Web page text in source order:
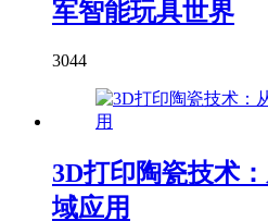
军智能玩具世界
3044
3D打印陶瓷技术
域应用